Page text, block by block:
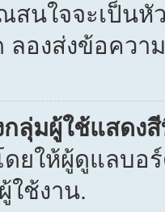
สนใจจะเป็น
องส่งข้อควา
กลุ่มผู้ใช้แสดง
ยให้ผู้ดูแลบอ
ใช้งาน.